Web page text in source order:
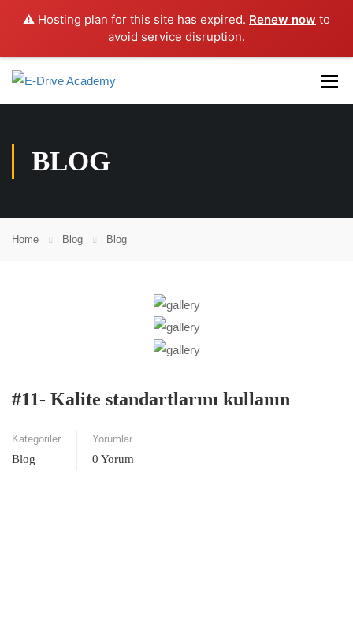
⚠️ Hosting plan for this site has expired. Renew now to
avoid service disruption.
BLOG
Home Blog Blog
#11- Kalite standartlarını kullanın
Kategoriler
Blog
Yorumlar
0 Yorum